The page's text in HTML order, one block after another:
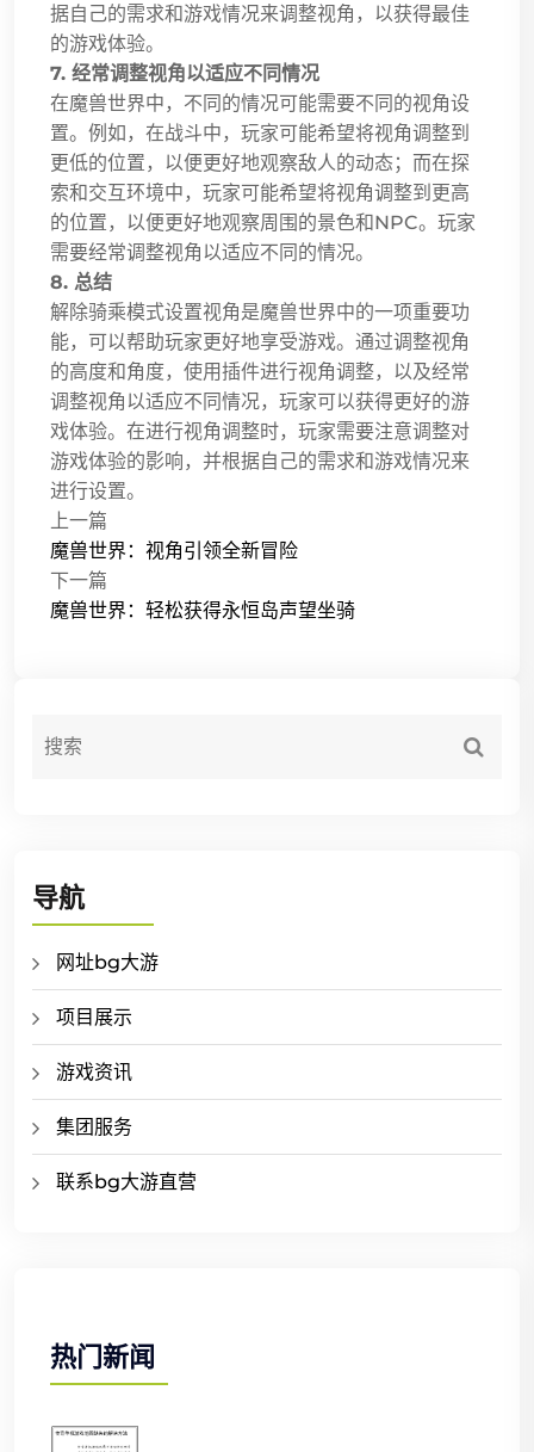
据自己的需求和游戏情况来调整视角，以获得最佳
的游戏体验。
7. 经常调整视角以适应不同情况
在魔兽世界中，不同的情况可能需要不同的视角设
置。例如，在战斗中，玩家可能希望将视角调整到
更低的位置，以便更好地观察敌人的动态；而在探
索和交互环境中，玩家可能希望将视角调整到更高
的位置，以便更好地观察周围的景色和NPC。玩家
需要经常调整视角以适应不同的情况。
8. 总结
解除骑乘模式设置视角是魔兽世界中的一项重要功
能，可以帮助玩家更好地享受游戏。通过调整视角
的高度和角度，使用插件进行视角调整，以及经常
调整视角以适应不同情况，玩家可以获得更好的游
戏体验。在进行视角调整时，玩家需要注意调整对
游戏体验的影响，并根据自己的需求和游戏情况来
进行设置。
上一篇
魔兽世界：视角引领全新冒险
下一篇
魔兽世界：轻松获得永恒岛声望坐骑
导航
网址bg大游
项目展示
游戏资讯
集团服务
联系bg大游直营
热门新闻